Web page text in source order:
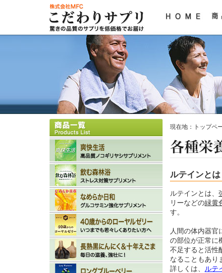
ルテインとは
ルテインとは、
リーなどの緑黄
す。
人間の体内器官
の部位が正常に
不足すると活性
なることもあり
詳しくは、
ルテ
現在地： トップペ